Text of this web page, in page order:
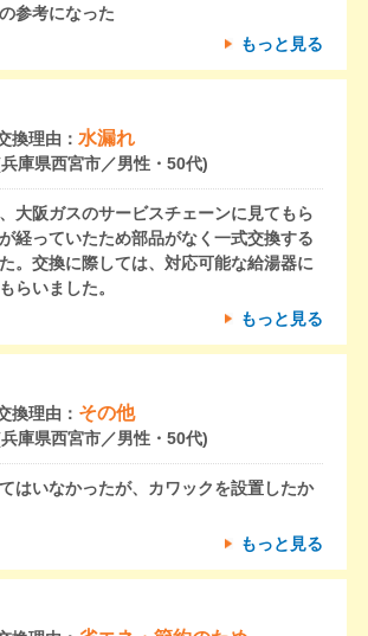
参考になった
もっと見る
換理由： 水漏れ
庫県西宮市／男性・50代)
大阪ガスのサービスチェーンに見てもら
経っていたため部品がなく一式交換する
。交換に際しては、対応可能な給湯器に
らいました。
もっと見る
換理由： その他
庫県西宮市／男性・50代)
はいなかったが、カワックを設置したか
もっと見る